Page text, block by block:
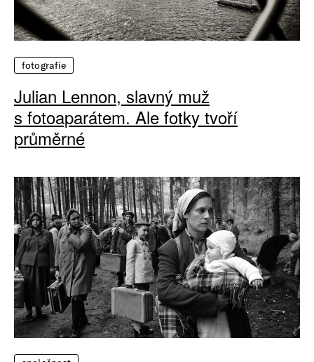
fotografie
Julian Lennon, slavný muž
s fotoaparátem. Ale fotky tvoří
průměrné